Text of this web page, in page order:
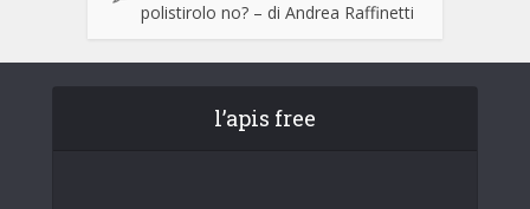
polistirolo no? – di Andrea Raffinetti
l’apis free